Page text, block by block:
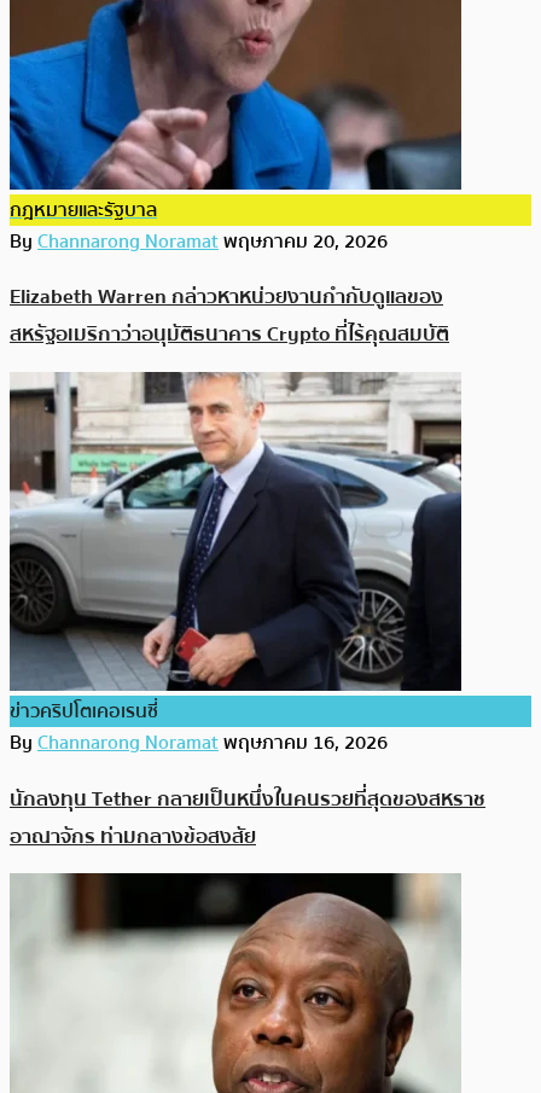
กฎหมายและรัฐบาล
ByChannarong Noramatพฤษภาคม 20, 2026
Elizabeth Warren กล่าวหาหน่วยงานกำกับดูแลของ
สหรัฐอเมริกาว่าอนุมัติธนาคาร Crypto ที่ไร้คุณสมบัติ
ข่าวคริปโตเคอเรนซี่
ByChannarong Noramatพฤษภาคม 16, 2026
นักลงทุน Tether กลายเป็นหนึ่งในคนรวยที่สุดของสหราช
อาณาจักร ท่ามกลางข้อสงสัย